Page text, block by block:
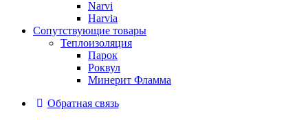
Narvi
Harvia
Сопутствующие товары
Теплоизоляция
Парок
Роквул
Минерит Фламма
Обратная связь